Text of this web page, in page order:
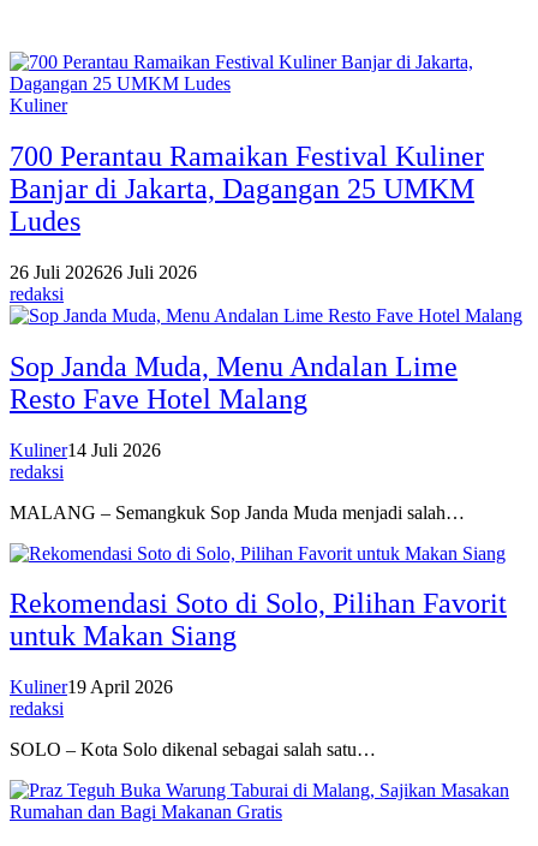
Kuliner
700 Perantau Ramaikan Festival Kuliner
Banjar di Jakarta, Dagangan 25 UMKM
Ludes
26 Juli 202626 Juli 2026
redaksi
Sop Janda Muda, Menu Andalan Lime
Resto Fave Hotel Malang
Kuliner14 Juli 2026
redaksi
MALANG – Semangkuk Sop Janda Muda menjadi salah…
Rekomendasi Soto di Solo, Pilihan Favorit
untuk Makan Siang
Kuliner19 April 2026
redaksi
SOLO – Kota Solo dikenal sebagai salah satu…